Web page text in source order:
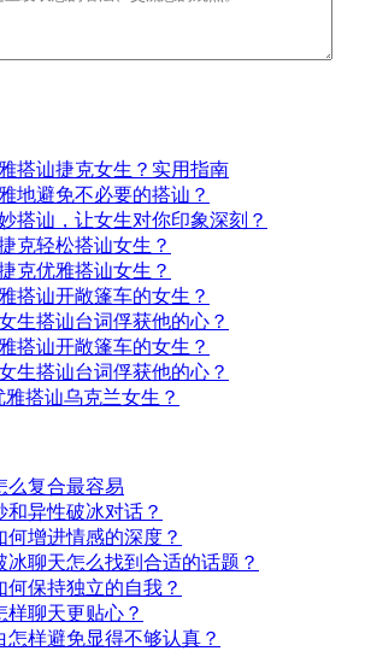
搭讪捷克女生？实用指南
地避免不必要的搭讪？
搭讪，让女生对你印象深刻？
克轻松搭讪女生？
克优雅搭讪女生？
搭讪开敞篷车的女生？
生搭讪台词俘获他的心？
搭讪开敞篷车的女生？
生搭讪台词俘获他的心？
雅搭讪乌克兰女生？
么复合最容易
和异性破冰对话？
何增进情感的深度？
冰聊天怎么找到合适的话题？
何保持独立的自我？
样聊天更贴心？
怎样避免显得不够认真？